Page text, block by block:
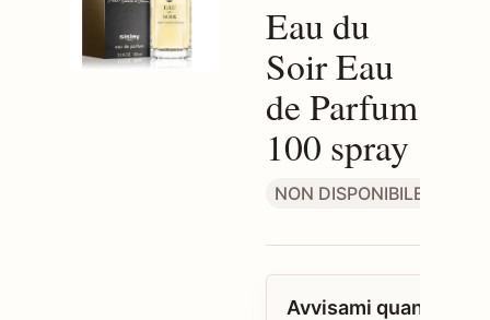
Eau du
Soir Eau
de Parfum
100 spray
NON DISPONIBILE
Avvisami quando